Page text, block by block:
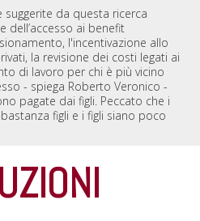
da questa ricerca
dell’accesso ai benefit
l'incentivazione allo
la revisione dei costi legati ai
di lavoro per chi è più vicino
- spiega Roberto Veronico -
pagate dai figli. Peccato che i
figli e i figli siano poco